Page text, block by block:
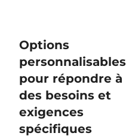
Options
personnalisables
pour répondre à
des besoins et
exigences
spécifiques